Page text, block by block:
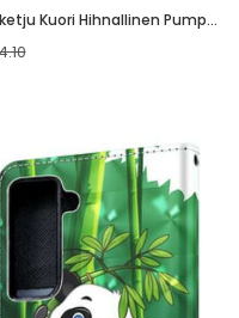
Kotelot Samsung Galaxy S21 5G Suojaketju Kuori Hihnallinen Pumppu